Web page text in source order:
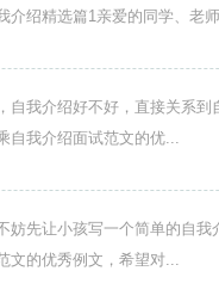
介绍精选篇1亲爱的同学、老
我介绍好不好，直接关系
自我介绍面试范文的优...
先让小孩写一个简单的自
文的优秀例文，希望对...